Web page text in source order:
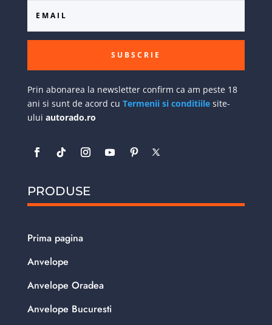
SUBSCRIE
Prin abonarea la newsletter confirm ca am peste 18
ani si sunt de acord cu Termenii si conditiilesite-
ului autorado.ro
PRODUSE
Prima pagina
Anvelope
Anvelope Oradea
Anvelope Bucuresti